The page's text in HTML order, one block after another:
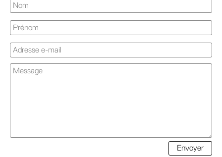
Envoyer